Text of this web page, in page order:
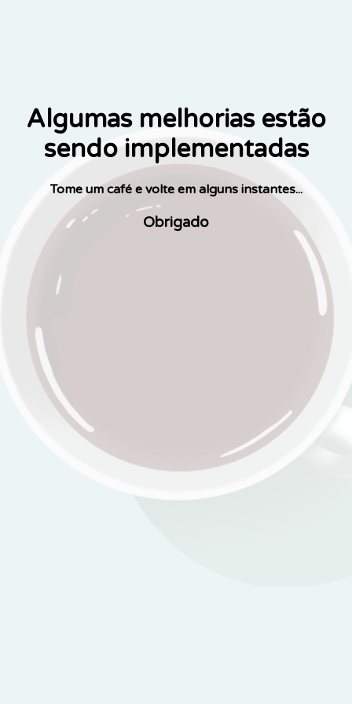
Algumas melhorias estão
sendo implementadas
Tome um café e volte em alguns instantes...
Obrigado